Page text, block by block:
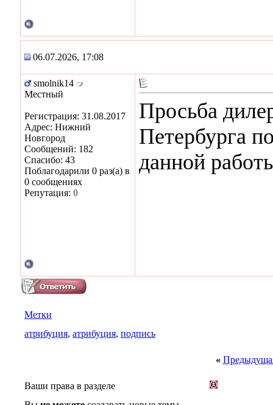
06.07.2026, 17:08
smolnik14
Местный
Регистрация: 31.08.2017
Адрес: Нижний
Новгород
Сообщений: 182
Спасибо: 43
Поблагодарили 0 раз(а) в
0 сообщениях
Репутация: 0
Просьба
Петербурга
данной
Метки
атрибуция, атрибуция, подпись
«
Ваши права в разделе